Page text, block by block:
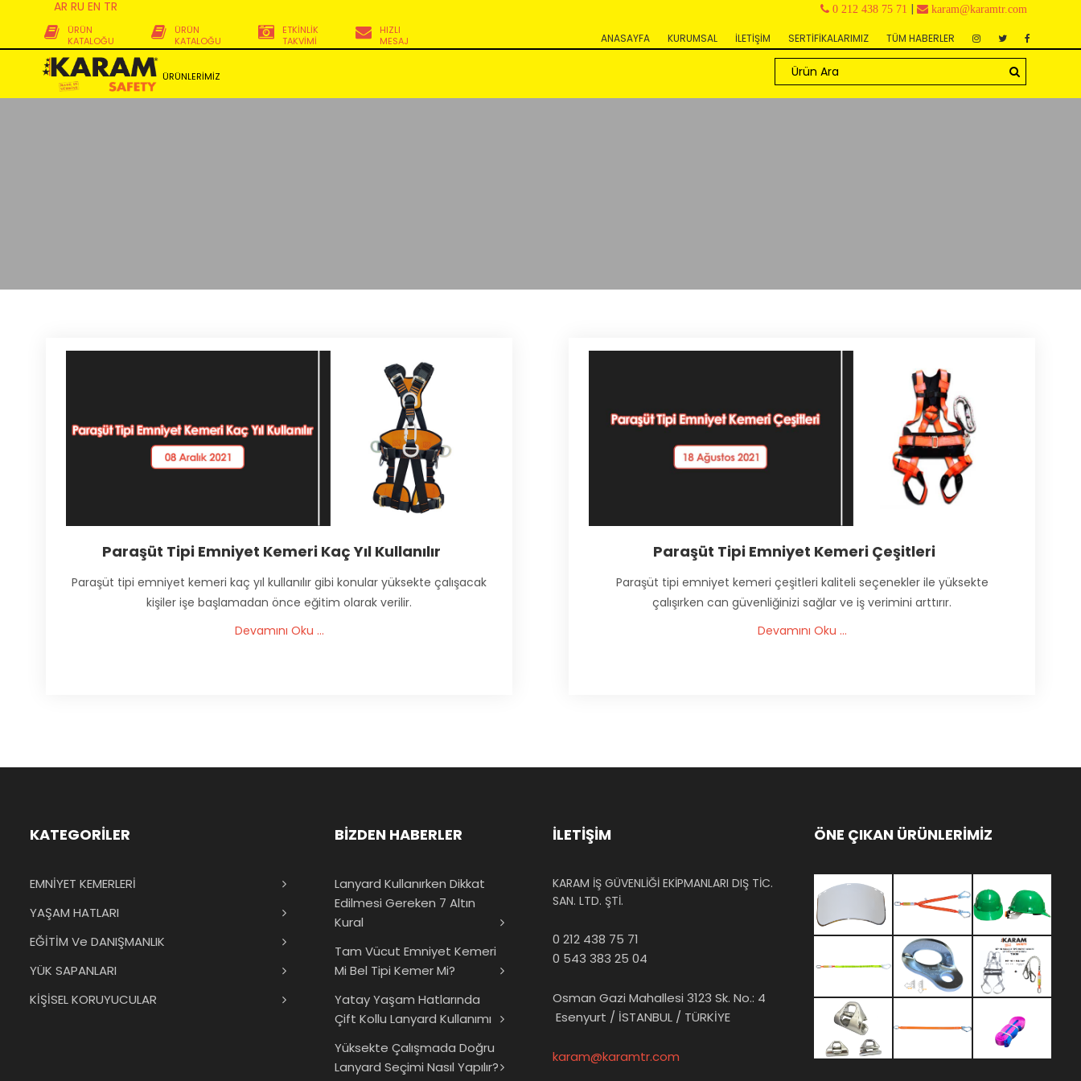
AR RU EN TR 0 212 438 75 71 | karam@karamtr.com
TÜM HABERLER
SERTİFİKALARIMIZ
İLETİŞİM
KURUMSAL
ANASAYFA
HIZLI
MESAJ
ETKİNLİK
TAKVİMİ
ÜRÜN
KATALOĞU
ÜRÜN
KATALOĞU
ÜRÜNLERİMİZ
Paraşüt Tipi Emniyet Kemeri Kaç Yıl Kullanılır
Paraşüt tipi emniyet kemeri kaç yıl kullanılır gibi konular yüksekte çalışacak
kişiler işe başlamadan önce eğitim olarak verilir.
Devamını Oku ...
Paraşüt Tipi Emniyet Kemeri Çeşitleri
Paraşüt tipi emniyet kemeri çeşitleri kaliteli seçenekler ile yüksekte
çalışırken can güvenliğinizi sağlar ve iş verimini arttırır.
Devamını Oku ...
KATEGORİLER
EMNİYET KEMERLERİ
YAŞAM HATLARI
EĞİTİM Ve DANIŞMANLIK
YÜK SAPANLARI
KİŞİSEL KORUYUCULAR
BİZDEN HABERLER
Lanyard Kullanırken Dikkat
Edilmesi Gereken 7 Altın
Kural
Tam Vücut Emniyet Kemeri
Mi Bel Tipi Kemer Mi?
Yatay Yaşam Hatlarında
Çift Kollu Lanyard Kullanımı
Yüksekte Çalışmada Doğru
Lanyard Seçimi Nasıl Yapılır?
İLETİŞİM
KARAM İŞ GÜVENLİĞİ EKİPMANLARI DIŞ TİC.
SAN. LTD. ŞTİ.
0 212 438 75 71
0 543 383 25 04
Osman Gazi Mahallesi 3123 Sk. No.: 4
Esenyurt / İSTANBUL / TÜRKİYE
karam@karamtr.com
ÖNE ÇIKAN ÜRÜNLERİMİZ